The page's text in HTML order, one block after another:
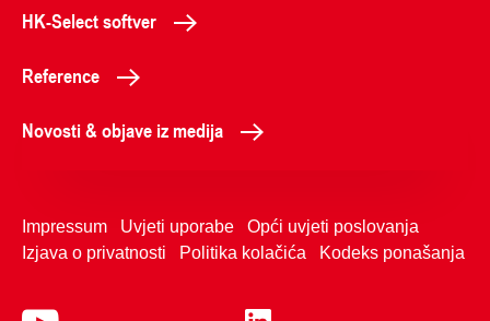
HK-Select softver
Reference
Novosti & objave iz medija
Impressum Uvjeti uporabe
Opći uvjeti poslovanja
Izjava o privatnosti
Politika kolačića Kodeks ponašanja